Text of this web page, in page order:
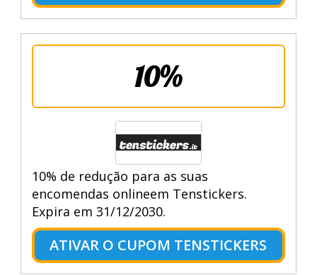
10%
10% de redução para as suas
encomendas onlineem Tenstickers.
Expira em 31/12/2030.
ATIVAR O CUPOM TENSTICKERS